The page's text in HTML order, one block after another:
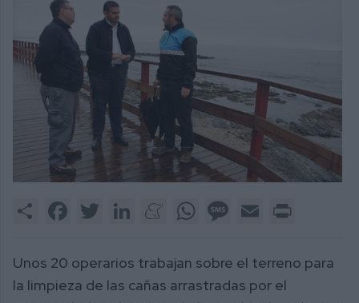
Share FacebookTwitter LinkedInMeneameWhatsAppMessage
Email
Unos 20 operarios trabajan sobre el terreno para
la limpieza de las cañas arrastradas por el